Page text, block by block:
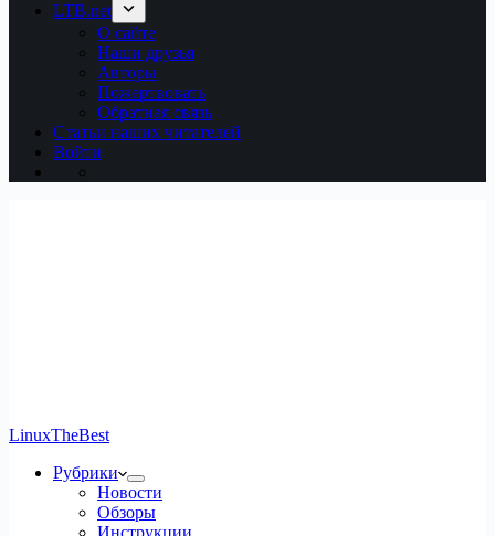
LTB.net
О сайте
Наши друзья
Авторы
Пожертвовать
Обратная связь
Статьи наших читателей
Войти
LinuxTheBest
Рубрики
Новости
Обзоры
Инструкции